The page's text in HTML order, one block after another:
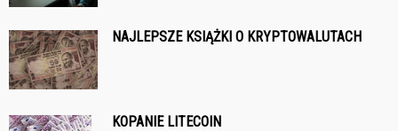
NAJLEPSZE KSIĄŻKI O KRYPTOWALUTACH
KOPANIE LITECOIN